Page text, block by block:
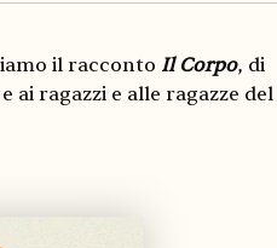
il racconto Il Corpo, di
ragazzi e alle ragazze del